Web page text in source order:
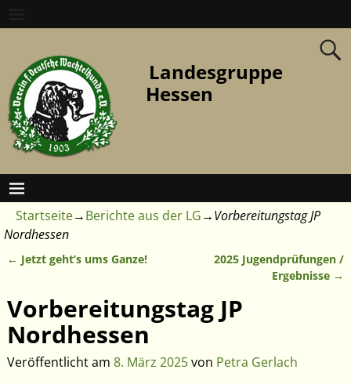
Landesgruppe
Hessen
Startseite→Berichte aus der LG→Vorbereitungstag JP
Nordhessen
← Jetzt geht’s ums Ganze!
2025 Jugendprüfungen /
Ergebnisse →
Vorbereitungstag JP
Nordhessen
Veröffentlicht am 8. März 2025von Petra Gerlach